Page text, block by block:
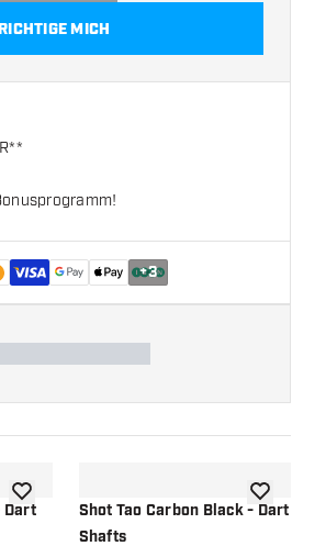
MICH
+3
Dart
Zur Wunschliste hinzufügen
Shot Tao Carbon Black - Dart
Shafts
Zur